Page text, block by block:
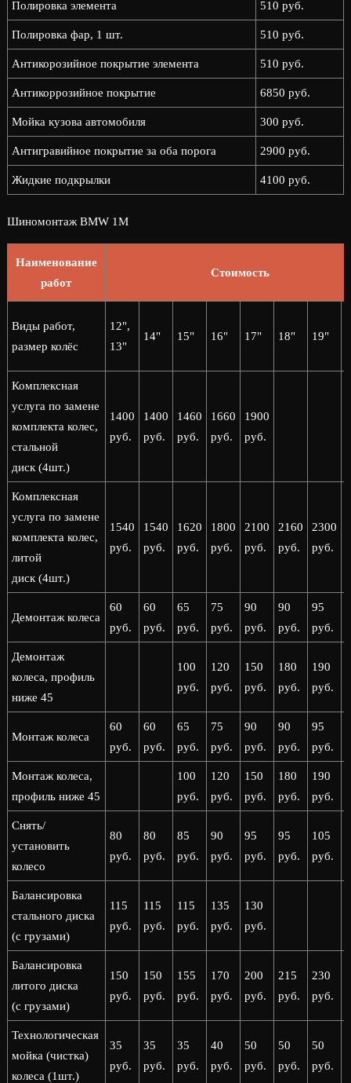
Полировка элемента 510 руб.
Полировка фар, 1 шт. 510 руб.
Антикорозийное покрытие элемента 510 руб.
Антикоррозийное покрытие 6850 руб.
Мойка кузова автомобиля 300 руб.
Антигравийное покрытие за оба порога 2900 руб.
Жидкие подкрылки 4100 руб.
Шиномонтаж BMW 1M
Наименование
работ
Стоимость
Виды работ,
размер колёс
12",
13"
14" 15" 16" 17" 18" 19"
Комплексная
услуга по замене
комплекта колес,
стальной
диск (4шт.)
1400
руб.
1400
руб.
1460
руб.
1660
руб.
1900
руб.
Комплексная
услуга по замене
комплекта колес,
литой
диск (4шт.)
1540
руб.
1540
руб.
1620
руб.
1800
руб.
2100
руб.
2160
руб.
2300
руб.
Демонтаж колеса
60
руб.
60
руб.
65
руб.
75
руб.
90
руб.
90
руб.
95
руб.
Демонтаж
колеса, профиль
ниже 45
100
руб.
120
руб.
150
руб.
180
руб.
190
руб.
Монтаж колеса
60
руб.
60
руб.
65
руб.
75
руб.
90
руб.
90
руб.
95
руб.
Монтаж колеса,
профиль ниже 45
100
руб.
120
руб.
150
руб.
180
руб.
190
руб.
Снять/
установить
колесо
80
руб.
80
руб.
85
руб.
90
руб.
95
руб.
95
руб.
105
руб.
Балансировка
стального диска
(с грузами)
115
руб.
115
руб.
115
руб.
135
руб.
130
руб.
Балансировка
литого диска
(с грузами)
150
руб.
150
руб.
155
руб.
170
руб.
200
руб.
215
руб.
230
руб.
Технологическая
мойка (чистка)
колеса (1шт.)
35
руб.
35
руб.
35
руб.
40
руб.
50
руб.
50
руб.
50
руб.